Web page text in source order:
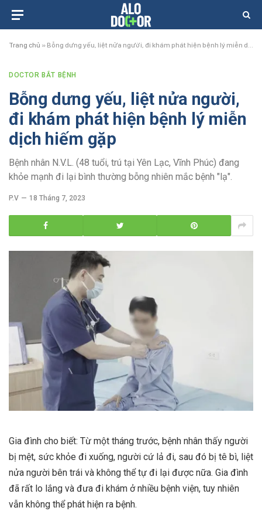
Trang chủ » Bỗng dưng yếu, liệt nửa người, đi khám phát hiện bệnh lý miễn dịch hiếm gặp
DOCTOR BẮT BỆNH
Bỗng dưng yếu, liệt nửa người,
đi khám phát hiện bệnh lý miễn
dịch hiếm gặp
Bệnh nhân N.V.L. (48 tuổi, trú tại Yên Lạc, Vĩnh Phúc) đang
khỏe mạnh đi lại bình thường bỗng nhiên mắc bệnh "lạ".
P.V 18 Tháng 7, 2023
Gia đình cho biết: Từ một tháng trước, bệnh nhân thấy người
bị mệt, sức khỏe đi xuống, người cứ lả đi, sau đó bị tê bì, liệt
nửa người bên trái và không thể tự đi lại được nữa. Gia đình
đã rất lo lắng và đưa đi khám ở nhiều bệnh viện, tuy nhiên
vẫn không thể phát hiện ra bệnh.